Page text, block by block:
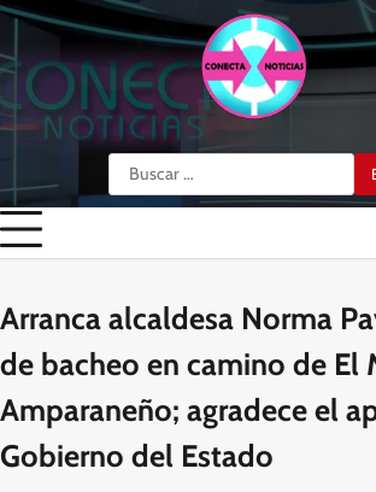
Skip
content
Buscar:
Arranca alcaldesa Norma
de bacheo en camino de El
Amparaneño; agradece el
Gobierno del Estado